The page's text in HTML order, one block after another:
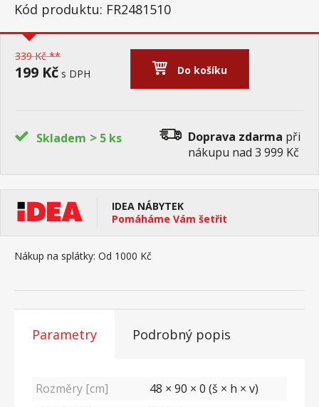
Kód produktu: FR2481510
339 Kč **
199 Kč s DPH Do košíku
Skladem > 5 ks Doprava zdarma při
nákupu nad 3 999 Kč
IDEA NÁBYTEK
Pomáháme Vám šetřit
Nákup na splátky: Od 1000 Kč
Parametry Podrobný popis
Rozměry [cm]
48 × 90 × 0 (š × h × v)